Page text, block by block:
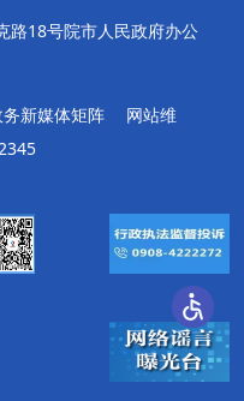
路18号院市人民政府办公
新媒体矩阵
网站维